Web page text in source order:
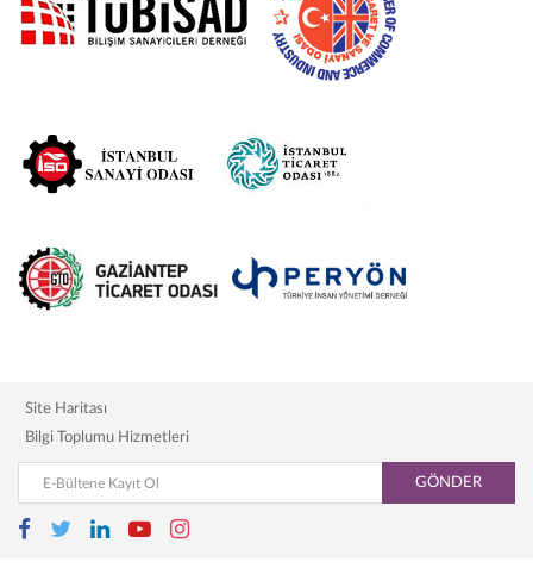
Site Haritası
Bilgi Toplumu Hizmetleri
GÖNDER